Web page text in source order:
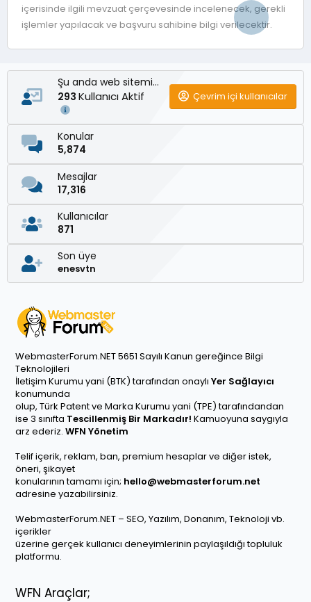
içerisinde ilgili mevzuat çerçevesinde incelenecek, gerekli
işlemler yapılacak ve başvuru sahibine bilgi verilecektir.
Şu anda web sitemizde
293 Kullanıcı Aktif Çevrim içi kullanıcılar
Konular
5,874
Mesajlar
17,316
Kullanıcılar
871
Son üye
enesvtn
WebmasterForum.NET 5651 Sayılı Kanun gereğince Bilgi
Teknolojileri
İletişim Kurumu yani (BTK) tarafından onaylı Yer Sağlayıcı
konumunda
olup, Türk Patent ve Marka Kurumu yani (TPE) tarafındandan
ise 3 sınıfta Tescillenmiş Bir Markadır! Kamuoyuna saygıyla
arz ederiz. WFN Yönetim
Telif içerik, reklam, ban, premium hesaplar ve diğer istek,
öneri, şikayet
konularının tamamı için; hello@webmasterforum.net
adresine yazabilirsiniz.
WebmasterForum.NET – SEO, Yazılım, Donanım, Teknoloji vb.
içerikler
üzerine gerçek kullanıcı deneyimlerinin paylaşıldığı topluluk
platformu.
WFN Araçlar;